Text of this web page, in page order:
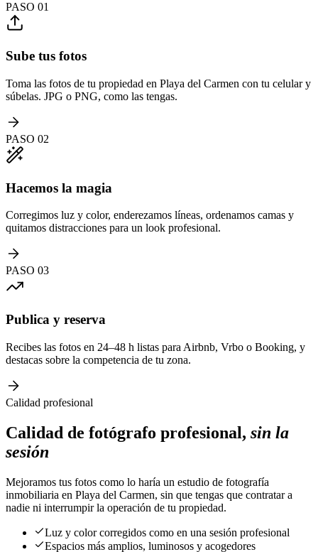
PASO 01
Sube tus fotos
Toma las fotos de tu propiedad en Playa del Carmen con tu celular y
súbelas. JPG o PNG, como las tengas.
PASO 02
Hacemos la magia
Corregimos luz y color, enderezamos líneas, ordenamos camas y
quitamos distracciones para un look profesional.
PASO 03
Publica y reserva
Recibes las fotos en 24–48 h listas para Airbnb, Vrbo o Booking, y
destacas sobre la competencia de tu zona.
Calidad profesional
Calidad de fotógrafo profesional, sin la
sesión
Mejoramos tus fotos como lo haría un estudio de fotografía
inmobiliaria en Playa del Carmen, sin que tengas que contratar a
nadie ni interrumpir la operación de tu propiedad.
Luz y color corregidos como en una sesión profesional
Espacios más amplios, luminosos y acogedores